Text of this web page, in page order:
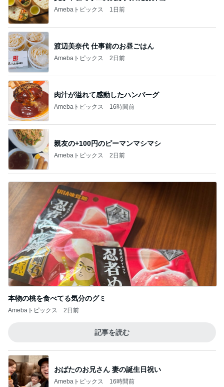
Amebaトピックス 1日前
渡辺美奈代 仕事前のお昼ごはん
Amebaトピックス 2日前
肉汁が溢れて感動したハンバーグ
Amebaトピックス 16時間前
親友の+100円のピーマンマシマシ
Amebaトピックス 2日前
本物の桃を食べてる気分のグミ
Amebaトピックス 2日前
記事を読む
おばたのお兄さん 妻の誕生日祝い
Amebaトピックス 16時間前